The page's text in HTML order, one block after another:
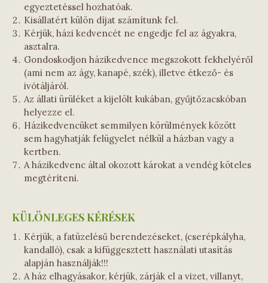
egyeztetéssel hozhatóak.
Kisállatért külön díjat számítunk fel.
Kérjük, házi kedvencét ne engedje fel az ágyakra,
asztalra.
Gondoskodjon házikedvence megszokott fekhelyéről
(ami nem az ágy, kanapé, szék), illetve étkező- és
ivótáljáról.
Az állati ürüléket a kijelölt kukában, gyűjtőzacskóban
helyezze el.
Házikedvencüket semmilyen körülmények között
sem hagyhatják felügyelet nélkül a házban vagy a
kertben.
A házikedvenc által okozott károkat a vendég köteles
megtéríteni.
KÜLÖNLEGES KÉRÉSEK
Kérjük, a fatüzelésű berendezéseket, (cserépkályha,
kandalló), csak a kifüggesztett használati utasítás
alapján használják!!!
A ház elhagyásakor, kérjük, zárják el a vizet, villanyt,